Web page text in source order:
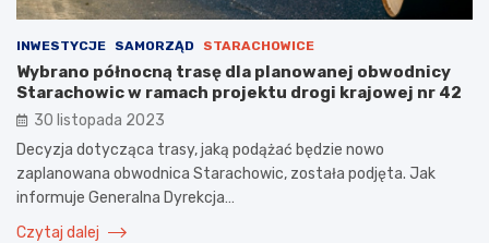
INWESTYCJE SAMORZĄD STARACHOWICE
Wybrano północną trasę dla planowanej obwodnicy
Starachowic w ramach projektu drogi krajowej nr 42
30 listopada 2023
Decyzja dotycząca trasy, jaką podążać będzie nowo
zaplanowana obwodnica Starachowic, została podjęta. Jak
informuje Generalna Dyrekcja…
Czytaj dalej